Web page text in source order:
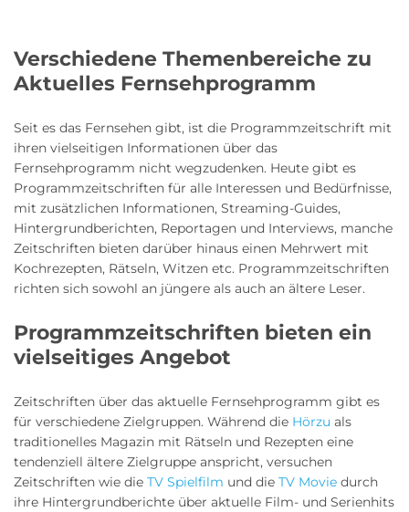
Verschiedene Themenbereiche zu
Aktuelles Fernsehprogramm
Seit es das Fernsehen gibt, ist die Programmzeitschrift mit
ihren vielseitigen Informationen über das
Fernsehprogramm nicht wegzudenken. Heute gibt es
Programmzeitschriften für alle Interessen und Bedürfnisse,
mit zusätzlichen Informationen, Streaming-Guides,
Hintergrundberichten, Reportagen und Interviews, manche
Zeitschriften bieten darüber hinaus einen Mehrwert mit
Kochrezepten, Rätseln, Witzen etc. Programmzeitschriften
richten sich sowohl an jüngere als auch an ältere Leser.
Programmzeitschriften bieten ein
vielseitiges Angebot
Zeitschriften über das aktuelle Fernsehprogramm gibt es
für verschiedene Zielgruppen. Während die Hörzu als
traditionelles Magazin mit Rätseln und Rezepten eine
tendenziell ältere Zielgruppe anspricht, versuchen
Zeitschriften wie die TV Spielfilm und die TV Movie durch
ihre Hintergrundberichte über aktuelle Film- und Serienhits